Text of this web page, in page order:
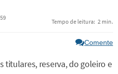
Tempo de leitura: 2 min.
Comente
titulares, reserva, do goleiro e